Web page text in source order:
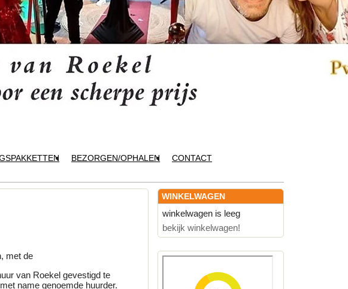
BEZORGEN/OPHALEN CONTACT
met de
van Roekel gevestigd te
name genoemde huurder.
WINKELWAGEN
winkelwagen is leeg
bekijk winkelwagen!